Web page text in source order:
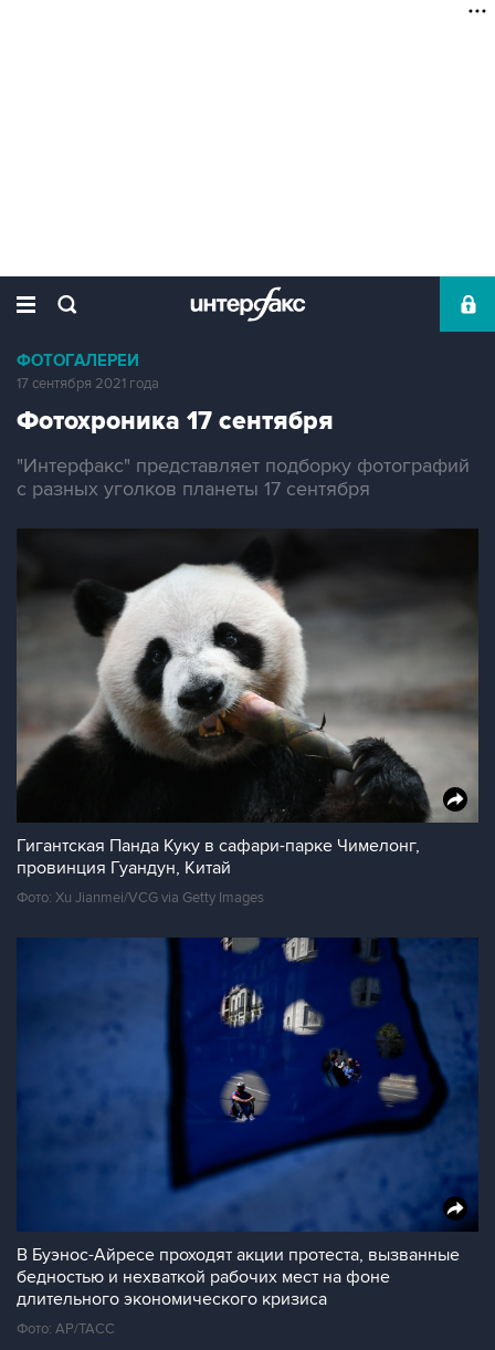
ФОТОГАЛЕРЕИ
17 сентября 2021 года
Фотохроника 17 сентября
"Интерфакс" представляет подборку фотографий
с разных уголков планеты 17 сентября
Гигантская Панда Куку в сафари-парке Чимелонг,
провинция Гуандун, Китай
Фото: Xu Jianmei/VCG via Getty Images
В Буэнос-Айресе проходят акции протеста, вызванные
бедностью и нехваткой рабочих мест на фоне
длительного экономического кризиса
Фото: AP/ТАСС